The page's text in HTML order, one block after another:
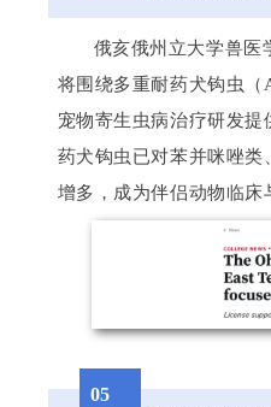
俄亥俄州立大学兽医
将围绕多重耐药犬钩虫
宠物寄生虫病治疗研发
药犬钩虫已对苯并咪唑
增多，成为伴侣动物临
05